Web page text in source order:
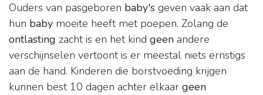
Ouders van pasgeboren baby's geven vaak aan dat
hun baby moeite heeft met poepen. Zolang de
ontlasting zacht is en het kind geen andere
verschijnselen vertoont is er meestal niets ernstigs
aan de hand. Kinderen die borstvoeding krijgen
kunnen best 10 dagen achter elkaar geen